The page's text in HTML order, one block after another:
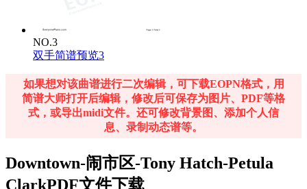
NO.3
双手简谱预览3
如果想对该曲谱进行二次编辑，可下载EOPN格式，用
简谱大师打开后编辑，修改后可保存为图片、PDF等格
式，或导出midi文件。还可修改背景图、添加个人信
息、录制动态谱等。
Downtown-闹市区-Tony Hatch-Petula
ClarkPDF文件下载